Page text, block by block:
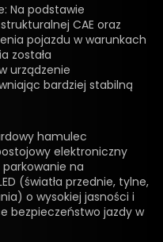
Na podstawie
CAE oraz
pojazdu w warunkach
została
urządzenie
bardziej stabilną
hamulec
elektroniczny
parkowanie na
(światła przednie, tylne,
o wysokiej jasności i
bezpieczeństwo jazdy w